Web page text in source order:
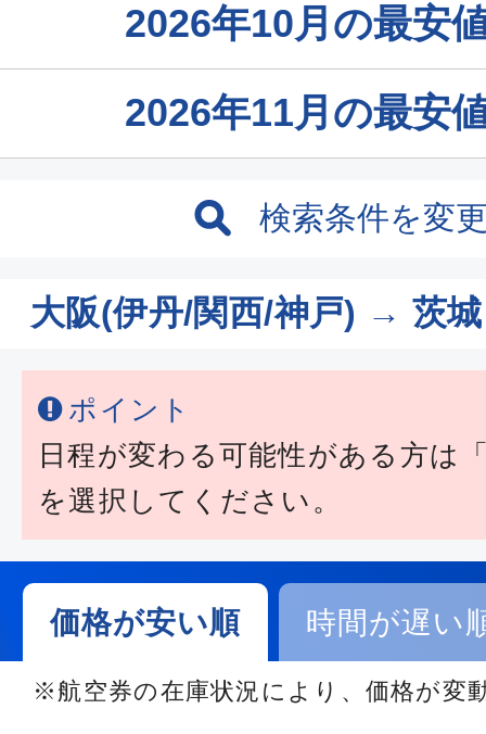
2026年10月の最安
2026年11月の最安
検索条件を変
大阪(伊丹/関西/神戸) → 茨
ポイント
日程が変わる可能性がある方は
を選択してください。
価格が安い順 時間が遅い
※航空券の在庫状況により、価格が変